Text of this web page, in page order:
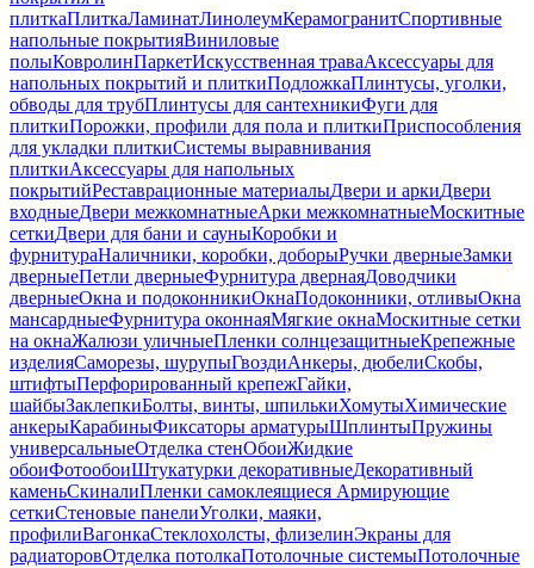
плиткаПлиткаЛаминатЛинолеумКерамогранитСпортивные
напольные покрытияВиниловые
полыКовролинПаркетИскусственная траваАксессуары для
напольных покрытий и плиткиПодложкаПлинтусы, уголки,
обводы для трубПлинтусы для сантехникиФуги для
плиткиПорожки, профили для пола и плиткиПриспособления
для укладки плиткиСистемы выравнивания
плиткиАксессуары для напольных
покрытийРеставрационные материалыДвери и аркиДвери
входныеДвери межкомнатныеАрки межкомнатныеМоскитные
сеткиДвери для бани и сауныКоробки и
фурнитураНаличники, коробки, доборыРучки дверныеЗамки
дверныеПетли дверныеФурнитура двернаяДоводчики
дверныеОкна и подоконникиОкнаПодоконники, отливыОкна
мансардныеФурнитура оконнаяМягкие окнаМоскитные сетки
на окнаЖалюзи уличныеПленки солнцезащитныеКрепежные
изделияСаморезы, шурупыГвоздиАнкеры, дюбелиСкобы,
штифтыПерфорированный крепежГайки,
шайбыЗаклепкиБолты, винты, шпилькиХомутыХимические
анкерыКарабиныФиксаторы арматурыШплинтыПружины
универсальныеОтделка стенОбоиЖидкие
обоиФотообоиШтукатурки декоративныеДекоративный
каменьСкиналиПленки самоклеящиеся Армирующие
сеткиСтеновые панелиУголки, маяки,
профилиВагонкаСтеклохолсты, флизелинЭкраны для
радиаторовОтделка потолкаПотолочные системыПотолочные